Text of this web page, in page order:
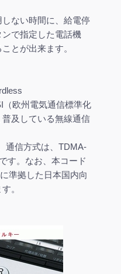
ない時間に、給電停
で指定した電話機
とが出来ます。
（欧州電気通信標準化
及している無線通信
通信方式は、TDMA-
す。なお、本コード
準拠した日本国内向
。